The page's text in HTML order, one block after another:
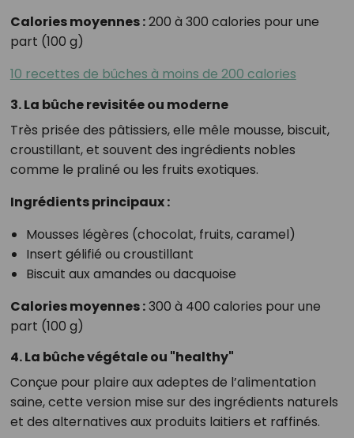
Calories moyennes :200 à 300 calories pour une
part (100 g)
10 recettes de bûches à moins de 200 calories
3. La bûche revisitée ou moderne
Très prisée des pâtissiers, elle mêle mousse, biscuit,
croustillant, et souvent des ingrédients nobles
comme le praliné ou les fruits exotiques.
Ingrédients principaux :
Mousses légères (chocolat, fruits, caramel)
Insert gélifié ou croustillant
Biscuit aux amandes ou dacquoise
Calories moyennes :300 à 400 calories pour une
part (100 g)
4. La bûche végétale ou "healthy"
Conçue pour plaire aux adeptes de l’alimentation
saine, cette version mise sur des ingrédients naturels
et des alternatives aux produits laitiers et raffinés.